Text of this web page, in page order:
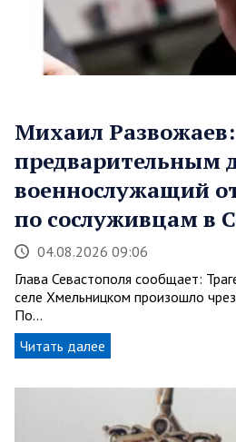
Михаил
предварительным
военнослужащий
по сослуживцам в
04.08.2026 09:06
Глава Севастополя сообщает:
селе Хмельницком произошло
По…
Читать далее